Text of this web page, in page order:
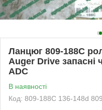
Ланцюг 809-188С
Auger Drive запасні
ADC
В наявності
Код: 809-188С 136-148d